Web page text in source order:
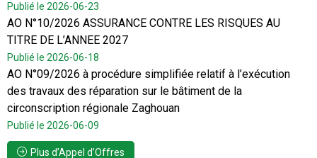
Publié le 2026-06-23
AO N°10/2026 ASSURANCE CONTRE LES RISQUES AU
TITRE DE L’ANNEE 2027
Publié le 2026-06-18
AO N°09/2026 à procédure simplifiée relatif à l’exécution
des travaux des réparation sur le bâtiment de la
circonscription régionale Zaghouan
Publié le 2026-06-09
Plus d’Appel d’Offres